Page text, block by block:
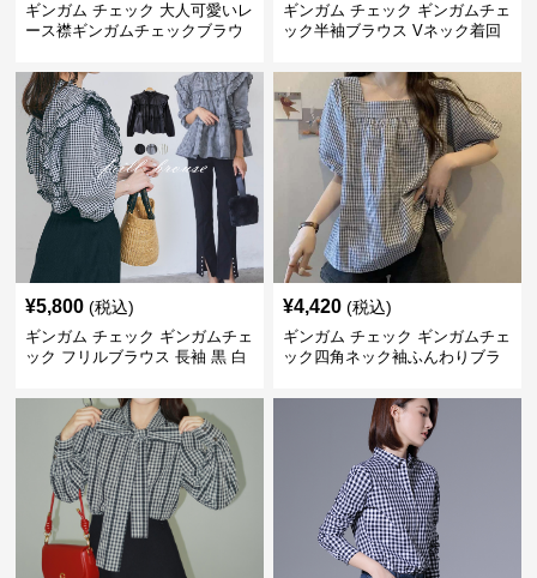
ギンガム チェック 大人可愛いレ
ース襟ギンガムチェックブラウ
ギンガム チェック ギンガムチェ
ック半袖ブラウス Vネック着回
¥5,800 (税込)
ギンガム チェック ギンガムチェ
ック フリルブラウス 長袖 黒 白
¥4,420 (税込)
ギンガム チェック ギンガムチェ
ック四角ネック袖ふんわりブラ